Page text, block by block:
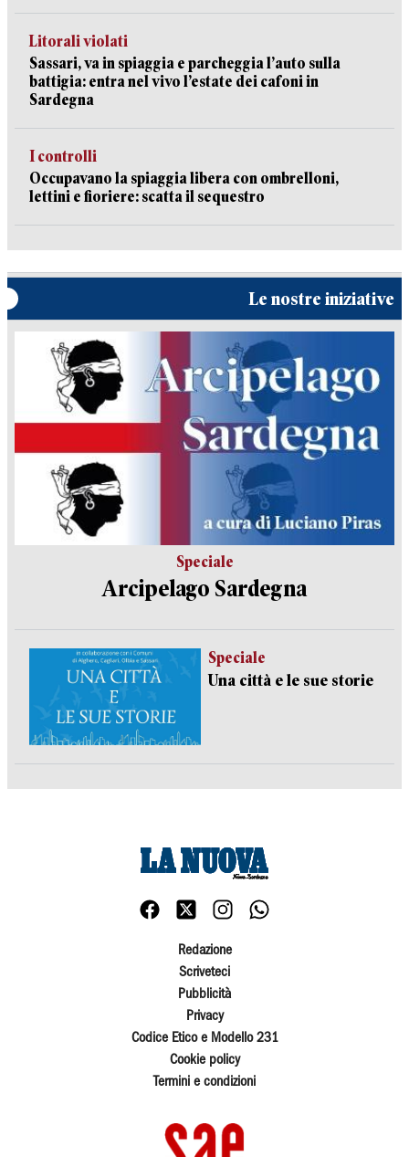
Litorali violati
Sassari, va in spiaggia e parcheggia l’auto sulla
battigia: entra nel vivo l’estate dei cafoni in
Sardegna
I controlli
Occupavano la spiaggia libera con ombrelloni,
lettini e fioriere: scatta il sequestro
Le nostre iniziative
Speciale
Arcipelago Sardegna
Speciale
Una città e le sue storie
Redazione
Scriveteci
Pubblicità
Privacy
Codice Etico e Modello 231
Cookie policy
Termini e condizioni